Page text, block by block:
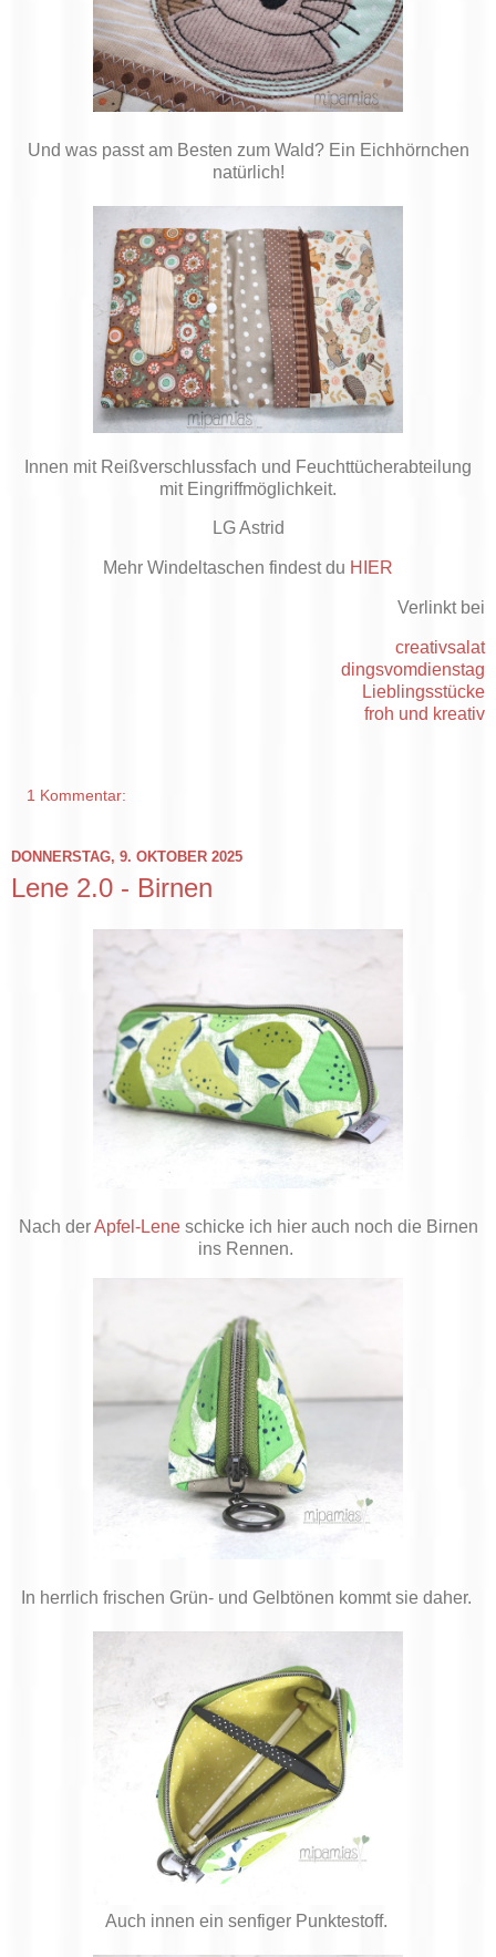
Und was passt am Besten zum Wald? Ein Eichhörnchen
natürlich!
Innen mit Reißverschlussfach und Feuchttücherabteilung
mit Eingriffmöglichkeit.
LG Astrid
Mehr Windeltaschen findest du HIER
Verlinkt bei
creativsalat
dingsvomdienstag
Lieblingsstücke
froh und kreativ
1 Kommentar:
DONNERSTAG, 9. OKTOBER 2025
Lene 2.0 - Birnen
Nach derApfel-Leneschicke ich hier auch noch die Birnen
ins Rennen.
In herrlich frischen Grün- und Gelbtönen kommt sie daher.
Auch innen ein senfiger Punktestoff.